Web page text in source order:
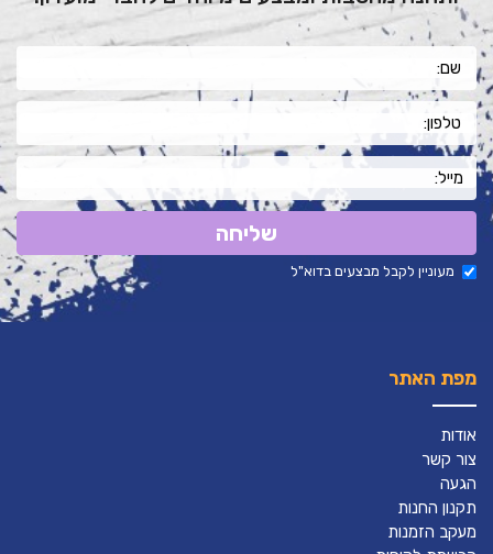
שליחה
אודות
צור קשר
הגעה
תקנון החנות
מעקב הזמנות
הרשמת לקוחות